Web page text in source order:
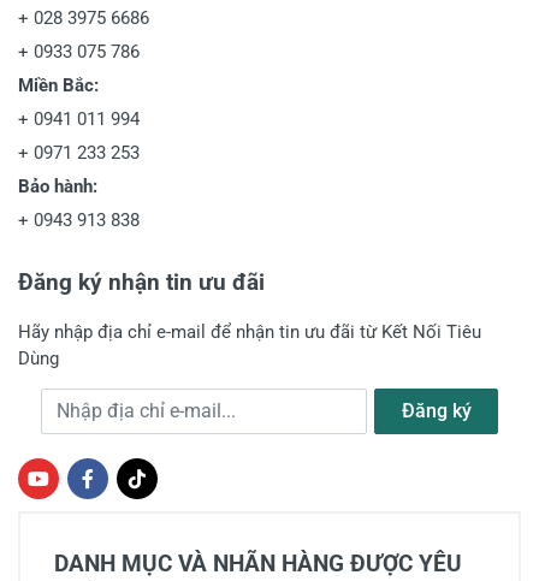
+ 028 3975 6686
+ 0933 075 786
Miền Bắc:
+ 0941 011 994
+ 0971 233 253
Bảo hành:
+ 0943 913 838
Đăng ký nhận tin ưu đãi
Hãy nhập địa chỉ e-mail để nhận tin ưu đãi từ Kết Nối Tiêu
Dùng
Địa chỉ e-mail Đăng ký
DANH MỤC VÀ NHÃN HÀNG ĐƯỢC YÊU